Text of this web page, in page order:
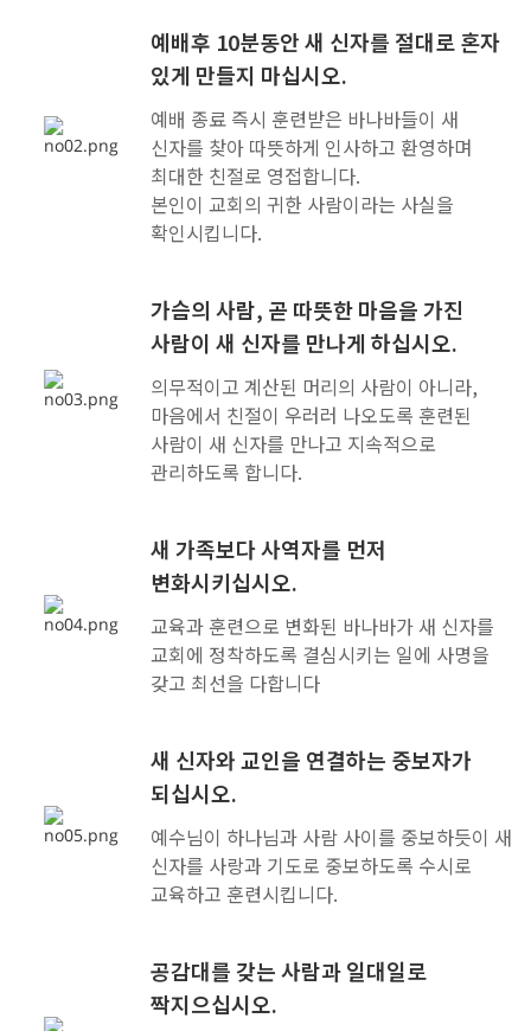
예배후 10분동안 새 신자를 절대로 혼자
있게 만들지 마십시오.
예배 종료 즉시 훈련받은 바나바들이 새
신자를 찾아 따뜻하게 인사하고 환영하며
최대한 친절로 영접합니다.
본인이 교회의 귀한 사람이라는 사실을
확인시킵니다.
가슴의 사람, 곧 따뜻한 마음을 가진
사람이 새 신자를 만나게 하십시오.
의무적이고 계산된 머리의 사람이 아니라,
마음에서 친절이 우러러 나오도록 훈련된
사람이 새 신자를 만나고 지속적으로
관리하도록 합니다.
새 가족보다 사역자를 먼저
변화시키십시오.
교육과 훈련으로 변화된 바나바가 새 신자를
교회에 정착하도록 결심시키는 일에 사명을
갖고 최선을 다합니다
새 신자와 교인을 연결하는 중보자가
되십시오.
예수님이 하나님과 사람 사이를 중보하듯이 새
신자를 사랑과 기도로 중보하도록 수시로
교육하고 훈련시킵니다.
공감대를 갖는 사람과 일대일로
짝지으십시오.